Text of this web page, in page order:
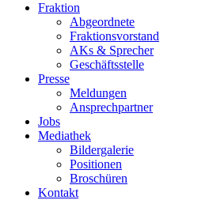
Fraktion
Abgeordnete
Fraktions­vorstand
AKs & Sprecher
Geschäftsstelle
Presse
Meldungen
Ansprechpartner
Jobs
Mediathek
Bildergalerie
Positionen
Broschüren
Kontakt